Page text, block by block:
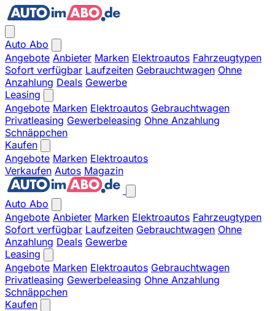
Auto Abo
Angebote Anbieter Marken Elektroautos Fahrzeugtypen
Sofort verfügbar Laufzeiten Gebrauchtwagen Ohne
Anzahlung Deals Gewerbe
Leasing
Angebote Marken Elektroautos Gebrauchtwagen
Privatleasing Gewerbeleasing Ohne Anzahlung
Schnäppchen
Kaufen
Angebote Marken Elektroautos
Verkaufen Autos Magazin
Auto Abo
Angebote Anbieter Marken Elektroautos Fahrzeugtypen
Sofort verfügbar Laufzeiten Gebrauchtwagen Ohne
Anzahlung Deals Gewerbe
Leasing
Angebote Marken Elektroautos Gebrauchtwagen
Privatleasing Gewerbeleasing Ohne Anzahlung
Schnäppchen
Kaufen